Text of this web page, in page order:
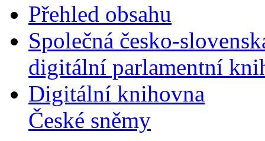
Přehled obsahu
Společná česko-
digitální parlamentní
Digitální knihovna
České sněmy